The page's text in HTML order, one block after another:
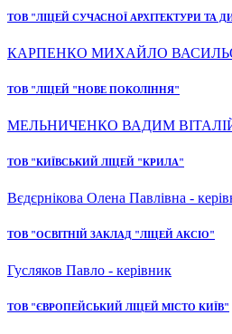
ТОВ "ЛІЦЕЙ СУЧАСНОЇ АРХІТЕКТУРИ ТА
КАРПЕНКО МИХАЙЛО
ТОВ "ЛІЦЕЙ "НОВЕ ПОКОЛІННЯ"
МЕЛЬНИЧЕНКО ВАДИМ
ТОВ "КИЇВСЬКИЙ ЛІЦЕЙ "КРИЛА"
Вєдєрнікова Олена Павлівна -
ТОВ "ОСВІТНІЙ ЗАКЛАД "ЛІЦЕЙ АКСІО"
Гусляков Павло - керівник
ТОВ "ЄВРОПЕЙСЬКИЙ ЛІЦЕЙ МІСТО КИЇВ"